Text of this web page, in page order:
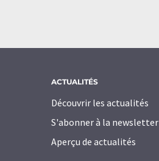
ACTUALITÉS
Découvrir les actualités
S'abonner à la newsletter
Aperçu de actualités